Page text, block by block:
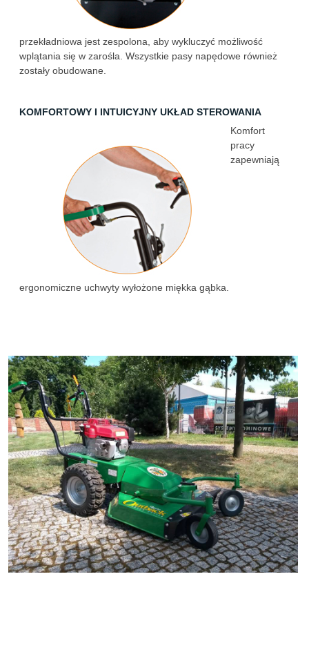
przekładniowa jest zespolona, aby wykluczyć możliwość
wplątania się w zarośla. Wszystkie pasy napędowe również
zostały obudowane.
KOMFORTOWY I INTUICYJNY UKŁAD STEROWANIA
Komfort
pracy
zapewniają
ergonomiczne uchwyty wyłożone miękka gąbka.